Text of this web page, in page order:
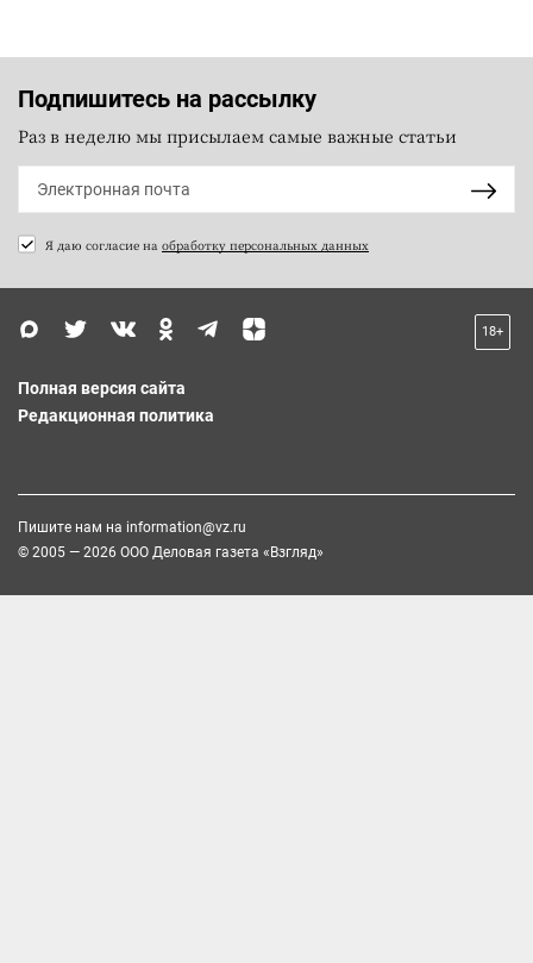
Подпишитесь на рассылку
Раз в неделю мы присылаем самые важные статьи
Я даю согласие на обработку персональных данных
18+
Полная версия сайта
Редакционная политика
Пишите нам на information@vz.ru
© 2005 — 2026 ООО Деловая газета «Взгляд»